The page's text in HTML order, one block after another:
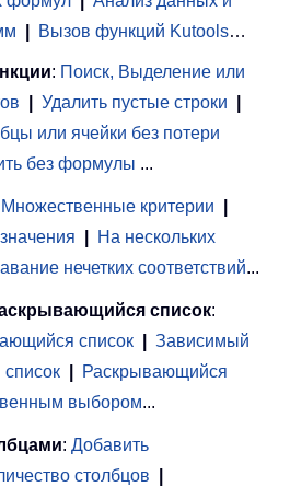
Вызов функций Kutools…
: Поиск, Выделение или
Удалить пустые строки
или ячейки без потери
без формулы ...
Множественные критерии
На нескольких
нечетких соответствий...
список:
список
Зависимый
Раскрывающийся
выбором...
: Добавить
столбцов